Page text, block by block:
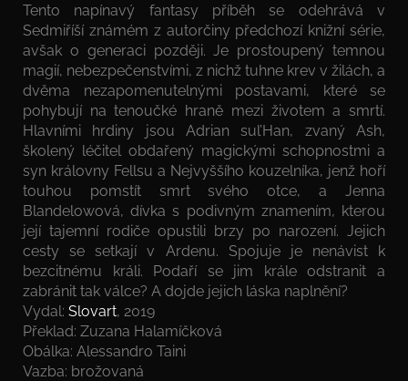
Tento napínavý fantasy příběh se odehrává v
Sedmiříší známém z autorčiny předchozí knižní série,
avšak o generaci později. Je prostoupený temnou
magií, nebezpečenstvími, z nichž tuhne krev v žilách, a
dvěma nezapomenutelnými postavami, které se
pohybují na tenoučké hraně mezi životem a smrtí.
Hlavními hrdiny jsou Adrian sul’Han, zvaný Ash,
školený léčitel obdařený magickými schopnostmi a
syn královny Fellsu a Nejvyššího kouzelníka, jenž hoří
touhou pomstít smrt svého otce, a Jenna
Blandelowová, dívka s podivným znamením, kterou
její tajemní rodiče opustili brzy po narození. Jejich
cesty se setkají v Ardenu. Spojuje je nenávist k
bezcitnému králi. Podaří se jim krále odstranit a
zabránit tak válce? A dojde jejich láska naplnění?
Vydal: Slovart, 2019
Překlad: Zuzana Halamíčková
Obálka: Alessandro Taini
Vazba: brožovaná